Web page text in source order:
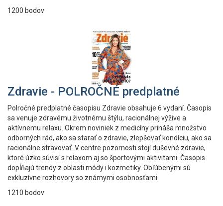
1200 bodov
Zdravie - POLROČNÉ predplatné
Polročné predplatné časopisu Zdravie obsahuje 6 vydaní. Časopis
sa venuje zdravému životnému štýlu, racionálnej výžive a
aktívnemu relaxu. Okrem noviniek z medicíny prináša množstvo
odborných rád, ako sa starať o zdravie, zlepšovať kondíciu, ako sa
racionálne stravovať. V centre pozornosti stojí duševné zdravie,
ktoré úzko súvisí s relaxom aj so športovými aktivitami. Časopis
dopĺňajú trendy z oblasti módy i kozmetiky. Obľúbenými sú
exkluzívne rozhovory so známymi osobnosťami.
1210 bodov